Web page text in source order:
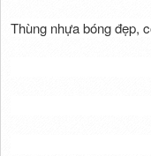
Thùng nhựa bóng đẹp,